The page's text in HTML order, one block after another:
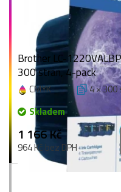
Brother LC-
300 stran, 4-pack
CMYK 4 ×
Skladem
1 166 Kč
964 Kč bez DPH